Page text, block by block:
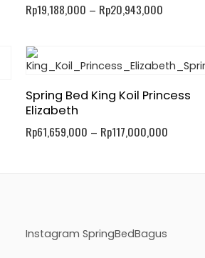
Rp19,188,000 – Rp20,943,000
Spring Bed King Koil Princess
Elizabeth
Rp61,659,000 – Rp117,000,000
Instagram SpringBedBagus